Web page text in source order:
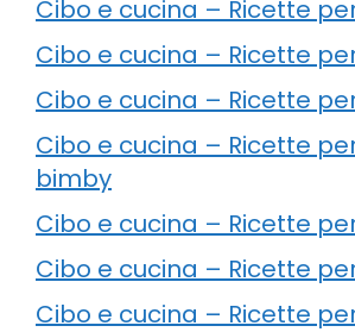
Cibo e cucina – Ricette
Cibo e cucina – Ricette
Cibo e cucina – Ricette
Cibo e cucina – Ricette
bimby
Cibo e cucina – Ricette
Cibo e cucina – Ricette
Cibo e cucina – Ricette